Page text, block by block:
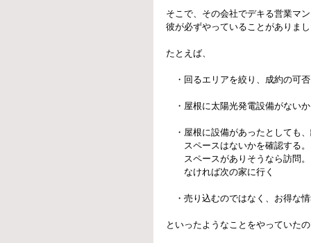
そこで、その会社でデキる営業マ
彼が必ずやっていることがありま
たとえば、
・回るエリアを絞り、成約の可
・屋根に太陽光発電設備がない
・屋根に設備があったとしても
スペースはないかを確認する。
スペースがありそうなら訪問。
なければ次の家に行く
・売り込むのではなく、お得な
といったようなことをやっていた